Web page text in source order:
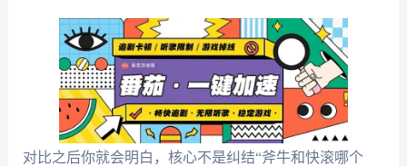
对比之后你就会明白，核心不是纠结“斧牛和快滚哪个